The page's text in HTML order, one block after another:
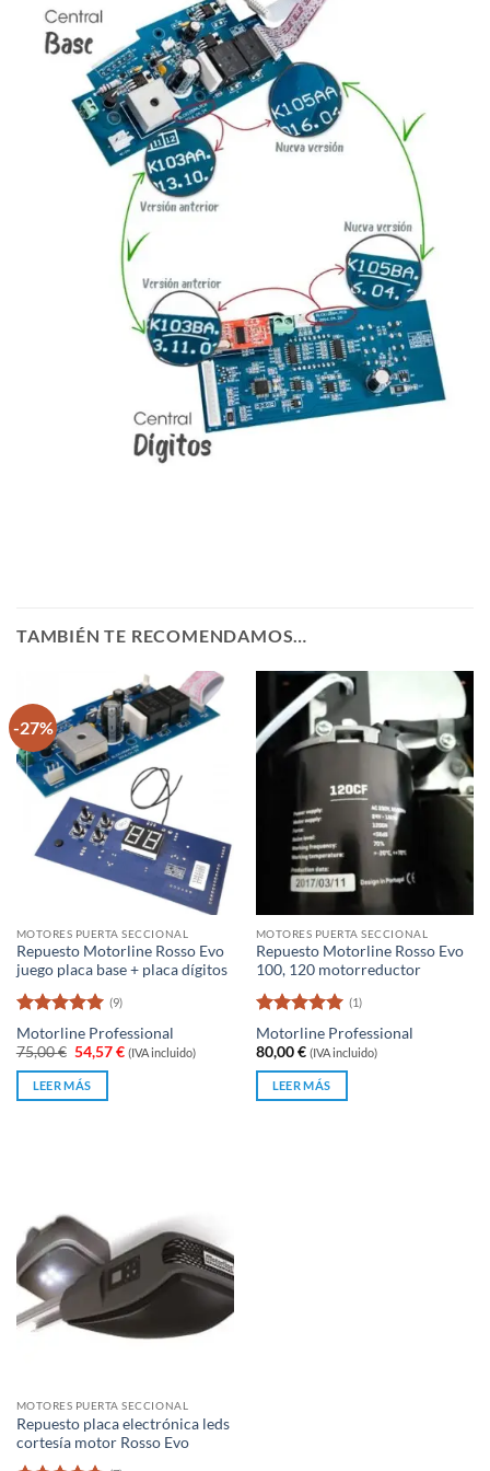
TAMBIÉN TE RECOMENDAMOS…
-27%
MOTORES PUERTA SECCIONAL
Repuesto Motorline Rosso Evo
juego placa base + placa dígitos
Valorado
con5 de 5
(9)
Motorline Professional
75,00€ El
precio
original
era:
54,57€El
precio
(IVA incluido)
LEER MÁS
MOTORES PUERTA SECCIONAL
Repuesto Motorline Rosso Evo
100, 120 motorreductor
Valorado
con5 de 5
(1)
Motorline Professional
80,00€ (IVA incluido)
LEER MÁS
MOTORES PUERTA SECCIONAL
Repuesto placa electrónica leds
cortesía motor Rosso Evo